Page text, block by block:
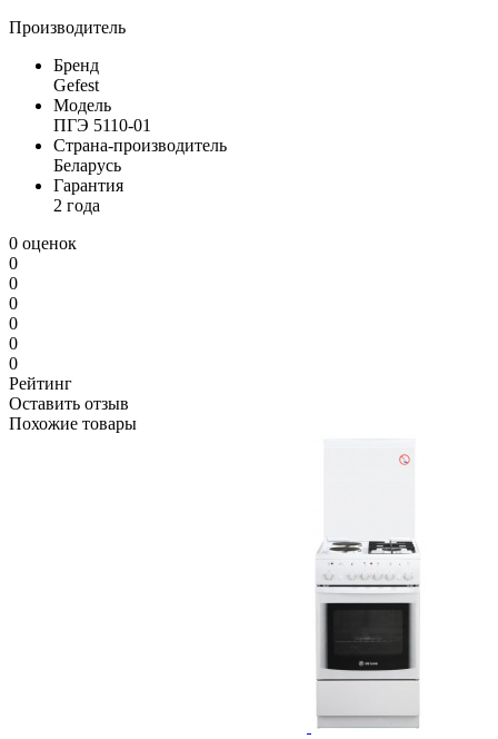
Производитель
Бренд
Gefest
Модель
ПГЭ 5110-01
Страна-производитель
Беларусь
Гарантия
2 года
0 оценок
0
0
0
0
0
0
Рейтинг
Оставить отзыв
Похожие товары